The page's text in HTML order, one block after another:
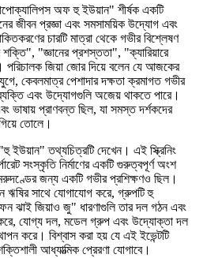
অফ হু ইউয়ান" শীর্ষক একটি
জীবন প্রজ্ঞা এবং সমসাময়িক উদ্যোগ এবং
চারটি মাত্রা থেকে গভীর বিশ্লেষণ
শক্তি", "জ্ঞানের প্রশস্ততা", "ক্যারিয়ারে
জিয়া জোর দিয়ে বলেন যে আজকের
কেবলমাত্র পেশাদার দক্ষতা ক্রমাগত গভীর
এবং উদ্যোগগুলি অজেয় থাকতে পারে।
ভাষায় প্রাণবন্ত ছিল, যা সমস্ত দর্শকদের
তোলে।
তথ্যচিত্রটি দেখেন। এই স্ক্রিনিং
সংস্কৃতি নির্মাণের একটি গুরুত্বপূর্ণ অংশ
জন্য একটি গভীর প্রশিক্ষণও ছিল।
ঋষির সাথে যোগাযোগ করে, গ্রুপটি হু
ঝাই জিয়াও জু" ধারণাগুলি তার দল গঠন এবং
করে, যোগ্য দল, মডেল গ্রুপ এবং উদ্যোক্তা দল
করে। বিশ্বাস করা হয় যে এই ইভেন্টটি
আধ্যাত্মিক প্রেরণা যোগাবে।